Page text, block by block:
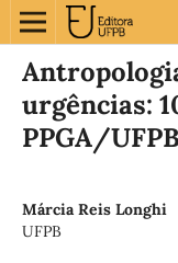
urgências:
PPGA/
Márcia Reis Longhi
UFPB